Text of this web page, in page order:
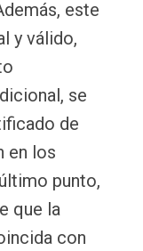
este
y válido,
se
de
en los
punto,
que la
con